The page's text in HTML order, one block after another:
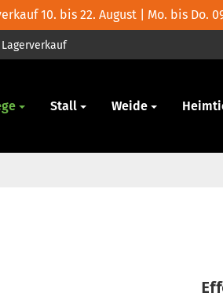
10. bis 22. August | Mo. bis Do.
Lagerverkauf
Stall Weide